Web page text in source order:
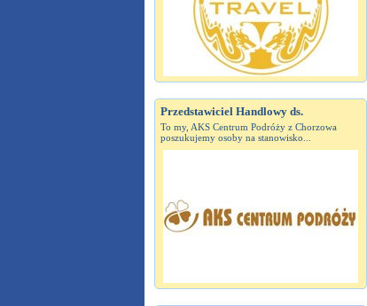
Przedstawiciel Handlowy ds.
To my, AKS Centrum Podróży z Chorzowa
poszukujemy osoby na stanowisko...